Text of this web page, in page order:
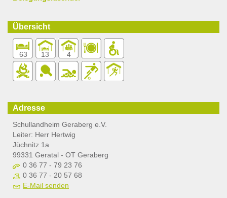
Übersicht
63 13 4
Adresse
Schullandheim Geraberg e.V.
Leiter: Herr Hertwig
Jüchnitz 1a
99331 Geratal - OT Geraberg
0 36 77 - 79 23 76
0 36 77 - 20 57 68
E-Mail senden